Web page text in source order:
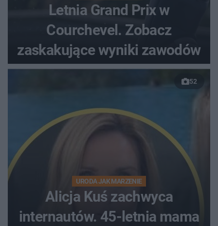
Letnia Grand Prix w
Courchevel. Zobacz
zaskakujące wyniki zawodów
52
URODA JAK MARZENIE
Alicja Kuś zachwyca
internautów. 45-letnia mama